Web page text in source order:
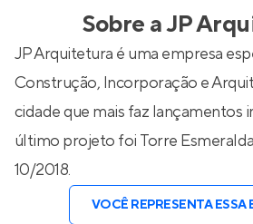
Sobre aJP
JP Arquitetura é uma empresa
Construção, Incorporação e
cidade que mais faz lançamentos
último projeto foi Torre Esmeralda
10/2018.
VOCÊ REPRESENTA ESSA